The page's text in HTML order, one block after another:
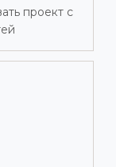
проект с